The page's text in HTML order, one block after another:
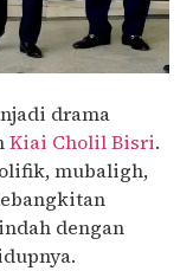
drama
Kiai Cholil Bisri.
mubaligh,
dengan